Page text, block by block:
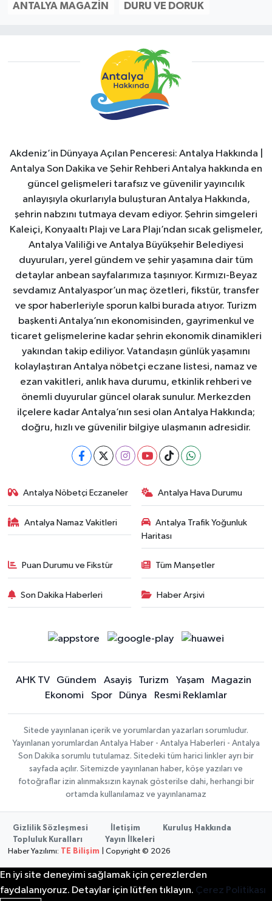
ANTALYA MAGAZIN DURU VE DORUK
Akdeniz’in Dünyaya Açılan Penceresi: Antalya Hakkında |
Antalya Son Dakika ve Şehir Rehberi Antalya hakkında en
güncel gelişmeleri tarafsız ve güvenilir yayıncılık
anlayışıyla okurlarıyla buluşturan Antalya Hakkında,
şehrin nabzını tutmaya devam ediyor. Şehrin simgeleri
Kaleiçi, Konyaaltı Plajı ve Lara Plajı’ndan sıcak gelişmeler,
Antalya Valiliği ve Antalya Büyükşehir Belediyesi
duyuruları, yerel gündem ve şehir yaşamına dair tüm
detaylar anbean sayfalarımıza taşınıyor. Kırmızı-Beyaz
sevdamız Antalyaspor’un maç özetleri, fikstür, transfer
ve spor haberleriyle sporun kalbi burada atıyor. Turizm
başkenti Antalya’nın ekonomisinden, gayrimenkul ve
ticaret gelişmelerine kadar şehrin ekonomik dinamikleri
yakından takip ediliyor. Vatandaşın günlük yaşamını
kolaylaştıran Antalya nöbetçi eczane listesi, namaz ve
ezan vakitleri, anlık hava durumu, etkinlik rehberi ve
önemli duyurular güncel olarak sunulur. Merkezden
ilçelere kadar Antalya’nın sesi olan Antalya Hakkında;
doğru, hızlı ve güvenilir bilgiye ulaşmanın adresidir.
Antalya Nöbetçi Eczaneler Antalya Hava Durumu
Antalya Namaz Vakitleri
Antalya Trafik Yoğunluk
Haritası
Puan Durumu ve Fikstür Tüm Manşetler
Son Dakika Haberleri Haber Arşivi
AHK TV Gündem Asayiş Turizm Yaşam
Magazin
Ekonomi
Spor Dünya Resmi Reklamlar
Sitede yayınlanan içerik ve yorumlardan yazarları sorumludur.
Yayınlanan yorumlardan Antalya Haber - Antalya Haberleri - Antalya
Son Dakika sorumlu tutulamaz. Sitedeki tüm harici linkler ayrı bir
sayfada açılır. Sitemizde yayınlanan haber, köşe yazıları ve
fotoğraflar izin alınmaksızın kaynak gösterilse dahi, herhangi bir
ortamda kullanılamaz ve yayınlanamaz
Gizlilik Sözleşmesi İletişim
Kuruluş Hakkında
Topluluk Kuralları
Yayın İlkeleri
Haber Yazılımı: TE Bilişim | Copyright © 2026
En iyi site deneyimi sağlamak için çerezlerden
faydalanıyoruz. Detaylar için lütfen tıklayın. Çerez Politikası